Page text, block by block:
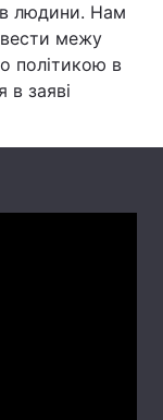
людини. Нам
межу
політикою в
в заяві